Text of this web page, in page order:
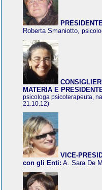
Roberta Smaniotto,
MATERIA E
psicologa psicoterapeuta,
21.10.12)
VICE-
con gli Enti: A. Sara De